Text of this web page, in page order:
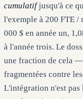
cumulatifjusqu'à ce
l'exemple à 200 FTE /
000 $ en année un,
à l'année trois. Le
une fraction de cela —
fragmentées contre
L'intégration n'est